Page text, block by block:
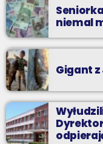
niemal
Gigant